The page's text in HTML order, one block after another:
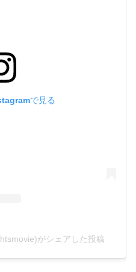
で見る
がシェアした投稿